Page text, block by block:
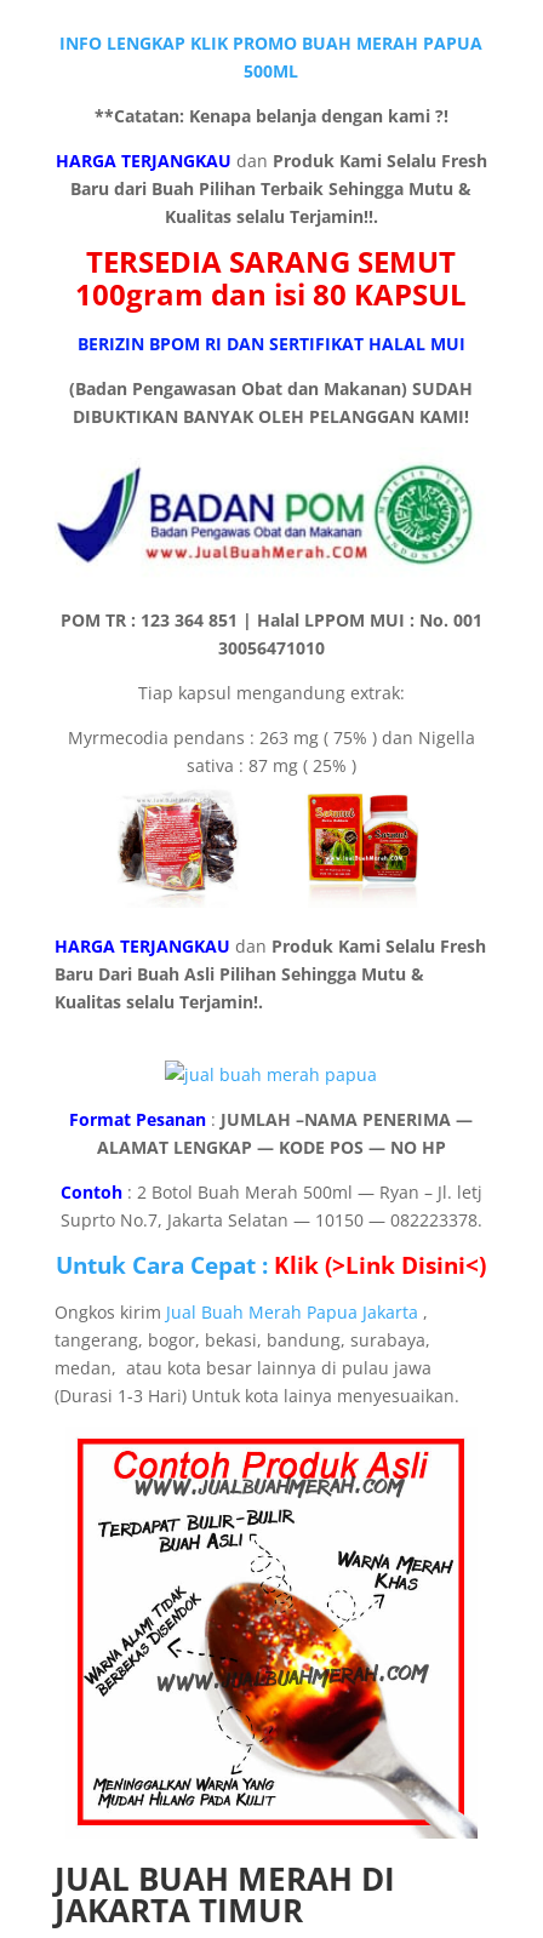
INFO LENGKAP KLIK PROMO BUAH MERAH PAPUA
500ML
**Catatan: Kenapa belanja dengan kami ?!
HARGA TERJANGKAU dan Produk Kami Selalu Fresh
Baru dari Buah Pilihan Terbaik Sehingga Mutu &
Kualitas selalu Terjamin!!.
TERSEDIA SARANG SEMUT
100gram dan isi 80 KAPSUL
BERIZIN BPOM RI DAN SERTIFIKAT HALAL MUI
(Badan Pengawasan Obat dan Makanan) SUDAH
DIBUKTIKAN BANYAK OLEH PELANGGAN KAMI!
POM TR : 123 364 851 | Halal LPPOM MUI : No. 001
30056471010
Tiap kapsul mengandung extrak:
Myrmecodia pendans : 263 mg ( 75% ) dan Nigella
sativa : 87 mg ( 25% )
HARGA TERJANGKAU dan Produk Kami Selalu Fresh
Baru Dari Buah Asli Pilihan Sehingga Mutu &
Kualitas selalu Terjamin!.
Format Pesanan : JUMLAH –NAMA PENERIMA —
ALAMAT LENGKAP — KODE POS — NO HP
Contoh : 2 Botol Buah Merah 500ml — Ryan – Jl. letj
Suprto No.7, Jakarta Selatan — 10150 — 082223378.
Untuk Cara Cepat : Klik (>Link Disini<)
Ongkos kirim Jual Buah Merah Papua Jakarta ,
tangerang, bogor, bekasi, bandung, surabaya,
medan, atau kota besar lainnya di pulau jawa
(Durasi 1-3 Hari) Untuk kota lainya menyesuaikan.
JUAL BUAH MERAH DI
JAKARTA TIMUR